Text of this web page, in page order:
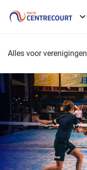
Alles voor verenigingen